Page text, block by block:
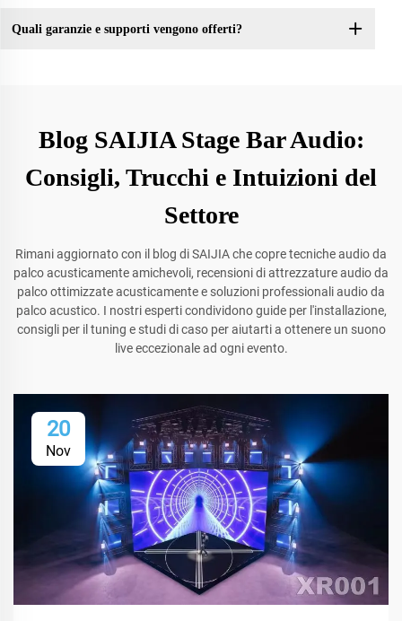
Quali garanzie e supporti vengono offerti?
Blog SAIJIA Stage Bar Audio:
Consigli, Trucchi e Intuizioni del
Settore
Rimani aggiornato con il blog di SAIJIA che copre tecniche audio da
palco acusticamente amichevoli, recensioni di attrezzature audio da
palco ottimizzate acusticamente e soluzioni professionali audio da
palco acustico. I nostri esperti condividono guide per l'installazione,
consigli per il tuning e studi di caso per aiutarti a ottenere un suono
live eccezionale ad ogni evento.
20
Nov